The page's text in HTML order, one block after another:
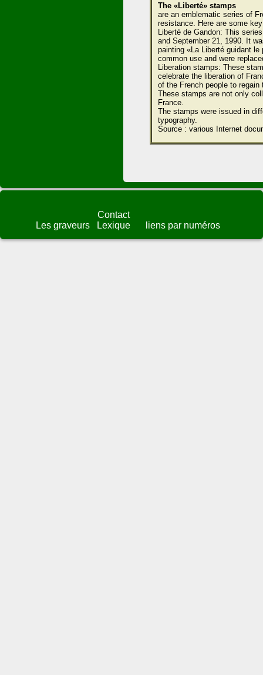
The «Liberté» stamps
are an emblematic series of
resistance. Here are some
Liberté de Gandon: This
and September 21, 1990. It
painting «La Liberté guidant
common use and were
Liberation stamps: These
celebrate the liberation of
of the French people to regain
These stamps are not only
France.
The stamps were issued in
typography.
Source : various Internet
Les graveurs
Contact
Lexique
liens par numéros